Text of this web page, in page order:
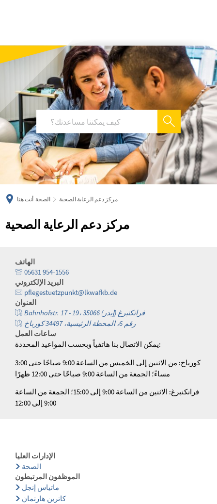
deutsch
أنت هنا الصحة مركز دعم الرعاية الصحية
مركز دعم الرعاية الصحية
الهاتف
05631 954-1556
البريد الإلكتروني
pflegestuetzpunkt@lkwafkb.de
العنوان
Bahnhofstr. 17 - 19، 35066 فرانكنبرغ (إيدر)
رقم 6، المحطة الرئيسية، 34497 كورباخ
ساعات العمل
يمكن الاتصال بنا هاتفياً وبحسب المواعيد المحددة:
كورباخ: من الاثنين إلى الخميس من الساعة 9:00 صباحًا حتى 3:00
مساءً؛ الجمعة من الساعة 9:00 صباحًا حتى 12:00 ظهرًا
فرانكنبرغ: الاثنين من الساعة 9:00 إلى 15:00؛ الجمعة من الساعة
9:00 إلى 12:00
الإدارات العليا
الصحة
الموظفون المرتبطون
ماتياس إنجل
كاترين هارتمان